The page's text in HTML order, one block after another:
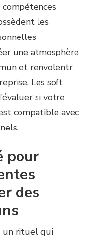
compétences
les
une atmosphère
et renvolentr
Les soft
si votre
compatible avec
pour
des
un rituel qui